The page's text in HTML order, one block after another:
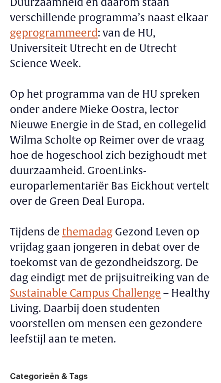
Duurzaamheid en daarom staan
verschillende programma’s naast elkaar
geprogrammeerd: van de HU,
Universiteit Utrecht en de Utrecht
Science Week.
Op het programma van de HU spreken
onder andere Mieke Oostra, lector
Nieuwe Energie in de Stad, en collegelid
Wilma Scholte op Reimer over de vraag
hoe de hogeschool zich bezighoudt met
duurzaamheid. GroenLinks-
europarlementariër Bas Eickhout vertelt
over de Green Deal Europa.
Tijdens de themadag Gezond Leven op
vrijdag gaan jongeren in debat over de
toekomst van de gezondheidszorg. De
dag eindigt met de prijsuitreiking van de
Sustainable Campus Challenge – Healthy
Living. Daarbij doen studenten
voorstellen om mensen een gezondere
leefstijl aan te meten.
Categorieën & Tags